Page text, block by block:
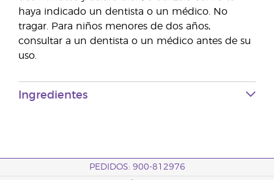
haya indicado un dentista o un médico. No
tragar. Para niños menores de dos años,
consultar a un dentista o un médico antes de su
uso.
Ingredientes
PEDIDOS: 900-812976